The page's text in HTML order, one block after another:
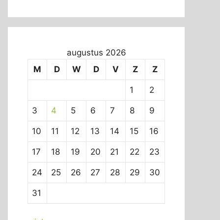
augustus 2026
M
D W D V Z Z
1 2
3 4 5 6 7 8 9
10 11 12 13 14 15 16
17 18 19 20 21 22 23
24 25 26 27 28 29 30
31